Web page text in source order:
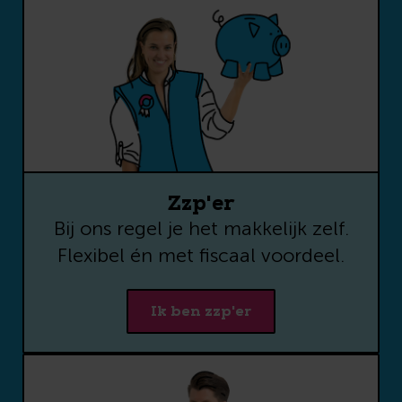
onderzoek.
Voornaam
Achternaam *
E-mailadres
Telefoon
Gebeld worden over de
uitkomst van de tool of om
informatie te ontvangen
over (Bright)pensioen?
Zzp'er
Bij ons regel je het makkelijk zelf.
Flexibel én met fiscaal voordeel.
Ik ben zzp'er